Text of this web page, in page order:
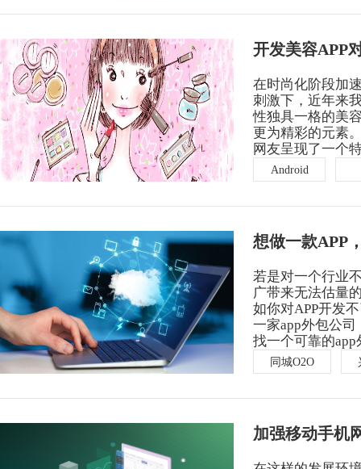
开发美容APP
在时尚化阶段加
刺激下，近年来
性独具一格的美
更为精彩的元素
网友呈现了一个
Android
想做一款APP
若是对一个行业
广带来无法估量
如你对APP开发
一家app外包公
找一个可靠的
同城O2O
加强移动手机
扫码沟通